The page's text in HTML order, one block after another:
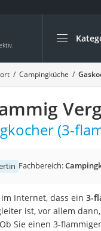
Die
Freizeit &
Trampolin
Eufab-
Trampolin
Aluminium-
Futterboot
Campingküche
(3-
Fachbereich:
Internet, dass ein 3-
ist, vor allem
Sie einen 3-